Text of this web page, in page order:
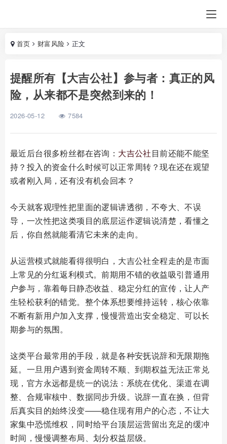
首页 财富风险 正文
提醒所有【大吉公社】参与者：真正的风
险，从来都不是突然到来的！
2026-05-12 7584
最近后台很多粉丝都在咨询： 大吉公社目前还能不能坚
持？投入的资金什么时候可以正常周转？现在还在观望
或者刚入局，还有没有机会回本？
今天就客观理性把里面的逻辑讲透彻，不夸大、不误
导，一次性把这类项目的底层运作逻辑说清楚，看懂之
后，你自然就能看清它未来的走向。
从运营模式就能看得很明白，大吉公社全程走的是市面
上常见的分红返利模式。前期用不错的收益吸引普通用
户参与，靠着每日静态收益、稳定分红的宣传，让人产
生轻松获利的错觉。整个体系想要维持运转，核心依靠
不断有新用户加入支撑，慢慢营造出安全稳定、可以长
期参与的氛围。
这类平台最常用的手段，就是各种安抚说辞和无限期拖
延。一旦用户遇到资金周转不顺、到期权益无法正常兑
现，官方永远都是统一的说法：系统在优化、渠道在调
整、合规审核中、数据同步升级。说辞一直在换，但背
后真实目的始终没变——稳住现有用户的心态，不让大
家集中恐慌维权，同时给平台顶层运营留出充足的缓冲
时间，慢慢调整布局、划分权益层级。